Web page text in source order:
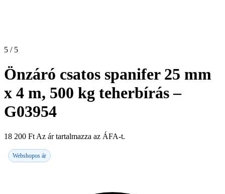
5 / 5
Önzáró csatos spanifer 25 mm
x 4 m, 500 kg teherbírás –
G03954
18 200 Ft Az ár tartalmazza az ÁFA-t.
Webshopos ár